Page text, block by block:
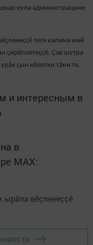
хула администрацине
тесе калама май
çирӗплетеççӗ. Çав шутра
çын кӗлетки тăни те.
и интересным в
в
MАХ: